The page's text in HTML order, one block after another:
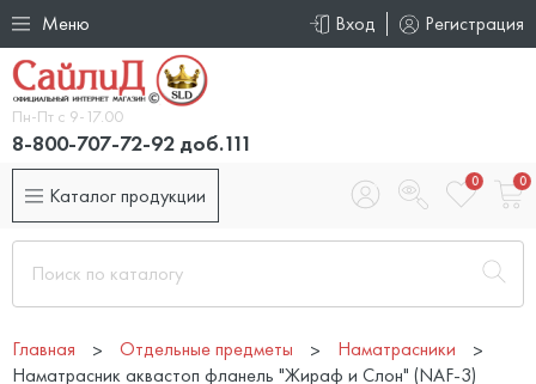
Меню Вход Регистрация
Пн-Пт с 9-17.00
8-800-707-72-92 доб.111
Каталог продукции
0 0
Главная Отдельные предметы
Наматрасники
Наматрасник аквастоп фланель "Жираф и Слон" (NAF-3)